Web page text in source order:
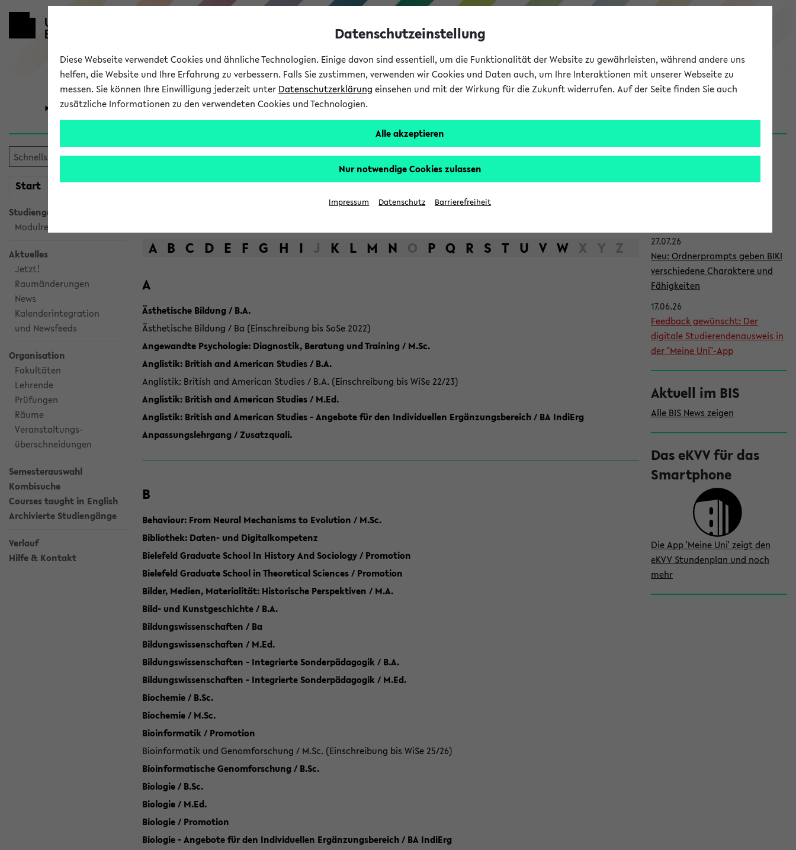
eKVV
Universität Forschung Studium
Start meineKVV
Studiengangsauswahl
Modulrecherche
Aktuelles
Jetzt!
Raumänderungen
News
Kalenderintegration
und Newsfeeds
Organisation
Fakultäten
Lehrende
Prüfungen
Räume
Veranstaltungs-
überschneidungen
Semesterauswahl
Kombisuche
Courses taught in English
Archivierte Studiengänge
Verlauf
Hilfe & Kontakt
Das Lehrangebot der Universität Bielefeld
A B C D E F G H I J K L M N O P Q R S T U V W X Y Z
A
Ästhetische Bildung / B.A.
Ästhetische Bildung / Ba (Einschreibung bis SoSe 2022)
Angewandte Psychologie: Diagnostik, Beratung und Training / M.Sc.
Anglistik: British and American Studies / B.A.
Anglistik: British and American Studies / B.A. (Einschreibung bis WiSe 22/23)
Anglistik: British and American Studies / M.Ed.
Anglistik: British and American Studies - Angebote für den Individuellen Ergänzungsbereich / BA IndiErg
Anpassungslehrgang / Zusatzquali.
B
Behaviour: From Neural Mechanisms to Evolution / M.Sc.
Bibliothek: Daten- und Digitalkompetenz
Bielefeld Graduate School In History And Sociology / Promotion
Bielefeld Graduate School in Theoretical Sciences / Promotion
Bilder, Medien, Materialität: Historische Perspektiven / M.A.
Bild- und Kunstgeschichte / B.A.
Bildungswissenschaften / Ba
Bildungswissenschaften / M.Ed.
Bildungswissenschaften - Integrierte Sonderpädagogik / B.A.
Bildungswissenschaften - Integrierte Sonderpädagogik / M.Ed.
Biochemie / B.Sc.
Biochemie / M.Sc.
Bioinformatik / Promotion
Bioinformatik und Genomforschung / M.Sc. (Einschreibung bis WiSe 25/26)
Bioinformatische Genomforschung / B.Sc.
Biologie / B.Sc.
Biologie / M.Ed.
Biologie / Promotion
Biologie - Angebote für den Individuellen Ergänzungsbereich / BA IndiErg
S
i
News
27.07.26
Neu: Ordnerprompts geben BIKI
verschiedene Charaktere und
Fähigkeiten
17.06.26
Feedback gewünscht: Der
digitale Studierendenausweis in
der "Meine Uni"-App
Aktuell im BIS
Alle BIS News zeigen
Das eKVV für das
Smartphone
Die App 'Meine Uni' zeigt den
eKVV Stundenplan und noch
mehr
Datenschutzeinstellung
Diese Webseite verwendet Cookies und ähnliche Technologien. Einige davon sind essentiell, um die Funktionalität der Website zu gewährleisten, während andere uns
helfen, die Website und Ihre Erfahrung zu verbessern. Falls Sie zustimmen, verwenden wir Cookies und Daten auch, um Ihre Interaktionen mit unserer Webseite zu
messen. Sie können Ihre Einwilligung jederzeit unter Datenschutzerklärung einsehen und mit der Wirkung für die Zukunft widerrufen. Auf der Seite finden Sie auch
zusätzliche Informationen zu den verwendeten Cookies und Technologien.
Alle akzeptieren
Nur notwendige Cookies zulassen
Impressum Datenschutz Barrierefreiheit